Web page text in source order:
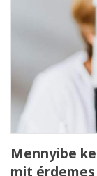
Mennyibe
mit